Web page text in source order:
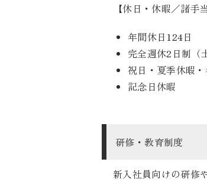
【休日・休暇／諸手当
年間休日124日
完全週休2日制（
祝日・夏季休暇
記念日休暇
研修・教育制度
新入社員向けの研修